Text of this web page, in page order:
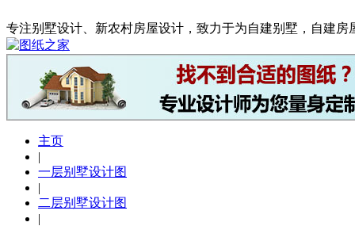
专注别墅设计、新农村房屋设计，致力于为自建别墅，自建房
主页
|
一层别墅设计图
|
二层别墅设计图
|